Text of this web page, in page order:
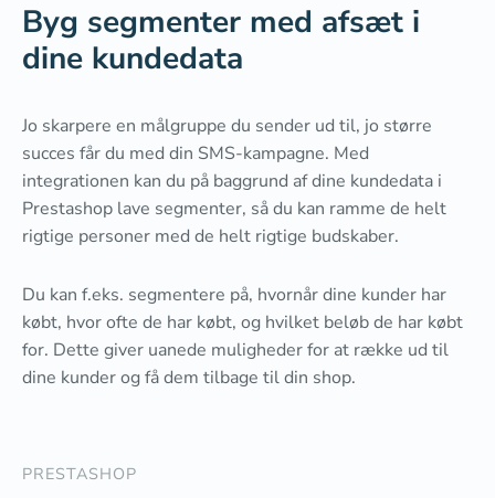
Byg segmenter med afsæt i
dine kundedata
Jo skarpere en målgruppe du sender ud til, jo større
succes får du med din SMS-kampagne. Med
integrationen kan du på baggrund af dine kundedata i
Prestashop lave segmenter, så du kan ramme de helt
rigtige personer med de helt rigtige budskaber.
Du kan f.eks. segmentere på, hvornår dine kunder har
købt, hvor ofte de har købt, og hvilket beløb de har købt
for. Dette giver uanede muligheder for at række ud til
dine kunder og få dem tilbage til din shop.
PRESTASHOP